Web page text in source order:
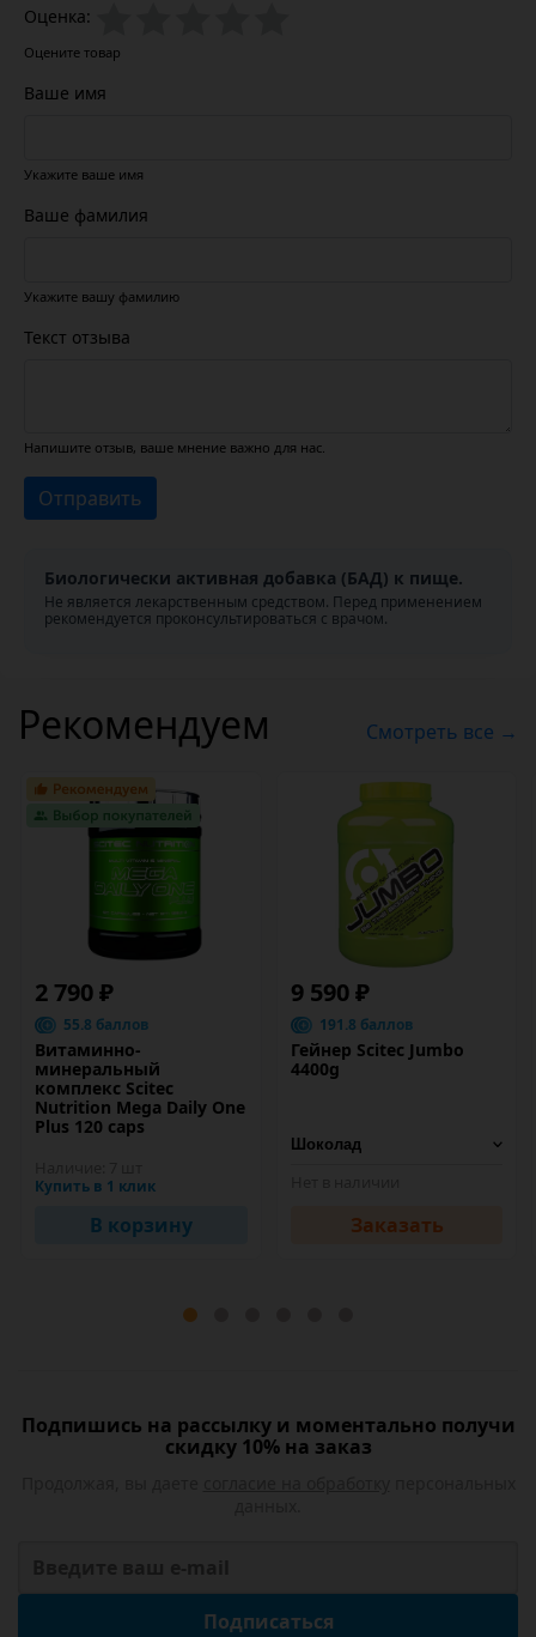
Оценка:
Оцените товар
Ваше имя
Укажите ваше имя
Ваше фамилия
Укажите вашу фамилию
Текст отзыва
Напишите отзыв, ваше мнение важно для нас.
Отправить
Биологически активная добавка (БАД) к пище.
Не является лекарственным средством. Перед применением
рекомендуется проконсультироваться с врачом.
Рекомендуем Смотреть все →
2 790 ₽
55.8 баллов
Витаминно-
минеральный
комплекс Scitec
Nutrition Mega Daily One
Plus 120 caps
Купить в 1 клик
В корзину
9 590 ₽
191.8 баллов
Гейнер Scitec Jumbo
4400g
Заказать
Подпишись на рассылку и моментально получи
скидку 10% на заказ
Подписаться